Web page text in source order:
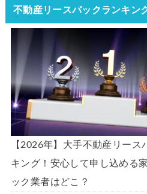
不動産リースバックランキン
【2026年】大手不動産リー
キング！安心して申し込める
ック業者はどこ？